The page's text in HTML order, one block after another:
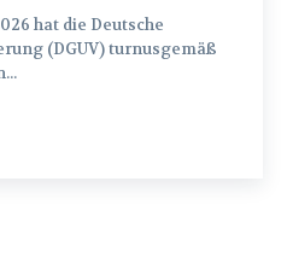
(DGUV) turnusgemäß